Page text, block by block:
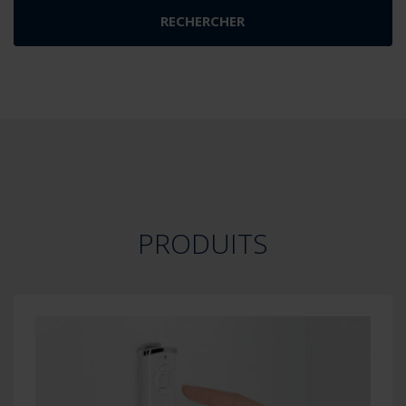
PRODUITS